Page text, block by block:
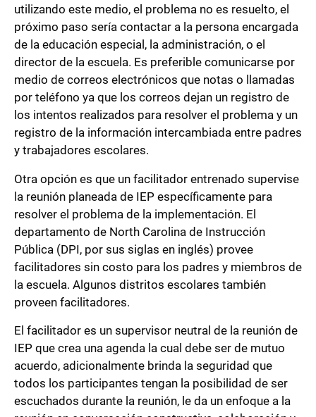
utilizando este medio, el problema no es resuelto, el
próximo paso sería contactar a la persona encargada
de la educación especial, la administración, o el
director de la escuela. Es preferible comunicarse por
medio de correos electrónicos que notas o llamadas
por teléfono ya que los correos dejan un registro de
los intentos realizados para resolver el problema y un
registro de la información intercambiada entre padres
y trabajadores escolares.
Otra opción es que un facilitador entrenado supervise
la reunión planeada de IEP específicamente para
resolver el problema de la implementación. El
departamento de North Carolina de Instrucción
Pública (DPI, por sus siglas en inglés) provee
facilitadores sin costo para los padres y miembros de
la escuela. Algunos distritos escolares también
proveen facilitadores.
El facilitador es un supervisor neutral de la reunión de
IEP que crea una agenda la cual debe ser de mutuo
acuerdo, adicionalmente brinda la seguridad que
todos los participantes tengan la posibilidad de ser
escuchados durante la reunión, le da un enfoque a la